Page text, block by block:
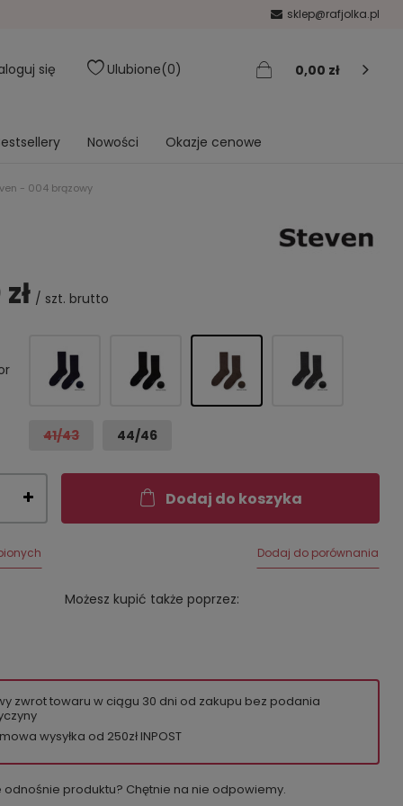
sklep@rafjolka.pl
się Ulubione 0 0,00 zł
Nowości Okazje cenowe
- 004 brązowy
/ szt. brutto
41/43 44/46
Dodaj do koszyka
Dodaj do porównania
Możesz kupić także poprzez:
zwrot towaru w ciągu 30 dni od zakupu bez podania
wysyłka od 250zł INPOST
odnośnie produktu? Chętnie na nie odpowiemy.